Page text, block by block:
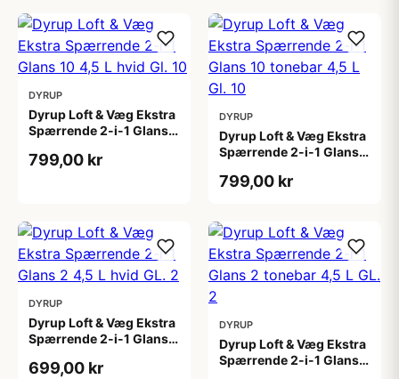
DYRUP
Dyrup Loft & Væg Ekstra
Spærrende 2-i-1 Glans
799,00 kr
DYRUP
Dyrup Loft & Væg Ekstra
Spærrende 2-i-1 Glans
799,00 kr
DYRUP
Dyrup Loft & Væg Ekstra
Spærrende 2-i-1 Glans 2
699,00 kr
DYRUP
Dyrup Loft & Væg Ekstra
Spærrende 2-i-1 Glans 2